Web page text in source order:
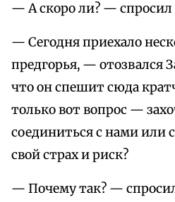
— А скоро ли? —
— Сегодня приехало
предгорья, — отозвался
что он спешит сюда
только вот вопрос —
соединиться с нами или
свой страх и риск?
— Почему так? —